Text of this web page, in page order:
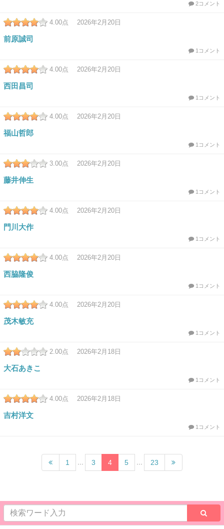
2コメント
4.00点 2026年2月20日
前原誠司
1コメント
4.00点 2026年2月20日
西田昌司
1コメント
4.00点 2026年2月20日
福山哲郎
1コメント
3.00点 2026年2月20日
藤井伸生
1コメント
4.00点 2026年2月20日
門川大作
1コメント
4.00点 2026年2月20日
西脇隆俊
1コメント
4.00点 2026年2月20日
茂木敏充
1コメント
2.00点 2026年2月18日
大石あきこ
1コメント
4.00点 2026年2月18日
吉村洋文
1コメント
1 3 4 5 23